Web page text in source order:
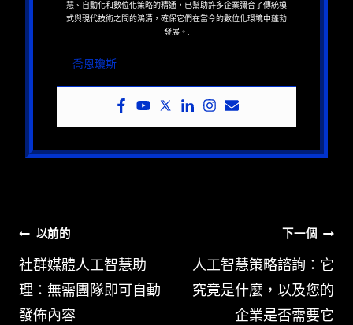
慧、自動化和數位化策略的精通，已幫助許多企業彌合了傳統模
式與現代技術之間的鴻溝，確保它們在當今的數位化環境中蓬勃
發展。.
喬恩瓊斯
文
章
導
以前的
社群媒體人工智慧助
理：無需團隊即可自動
發佈內容
下一個
人工智慧策略諮詢：它
究竟是什麼，以及您的
企業是否需要它